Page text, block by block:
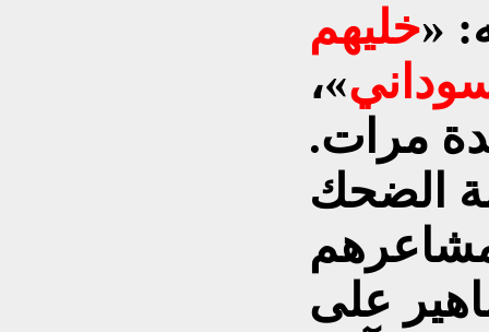
«خليهم
»،
مرات.
الضحك
على